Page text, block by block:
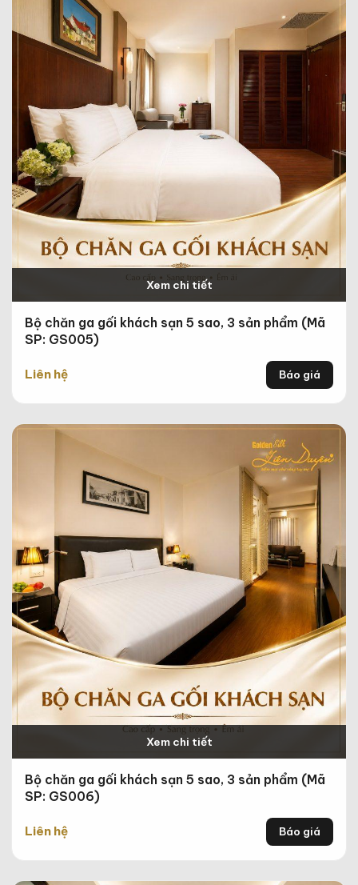
Xem chi tiết
Bộ chăn ga gối khách sạn 5 sao, 3 sản phẩm (Mã
SP: GS005)
Liên hệ Báo giá
Xem chi tiết
Bộ chăn ga gối khách sạn 5 sao, 3 sản phẩm (Mã
SP: GS006)
Liên hệ Báo giá